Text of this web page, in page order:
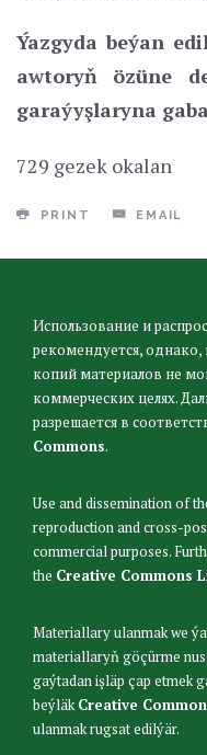
Ýazgyda beýan
awtoryň özüne
garaýyşlaryna
729 gezek okalan
PRINT EMAIL
Использование и
рекомендуется,
копий материалов не
коммерческих целях.
разрешается в
Commons.
Use and dissemination of
reproduction and cross-
commercial purposes.
the Creative Commons
Materiallary ulanmak we
materiallaryň göçürme
gaýtadan işläp çap etmek
beýläkCreative
ulanmak rugsat edilýär.